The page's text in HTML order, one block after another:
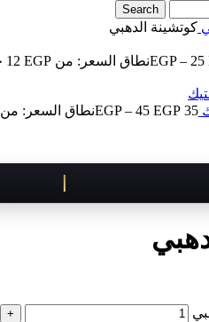
Search
كوتشينة الدهبي
EGP – 25
نطاق السعر: من ⁦12 EGP⁩ خلال ⁦25 EGP⁩
35
EGP – 45 EGP نطاق السعر: من ⁦35 EGP⁩ خلال ⁦45 EGP⁩
.. هنوصلك بسرعة!